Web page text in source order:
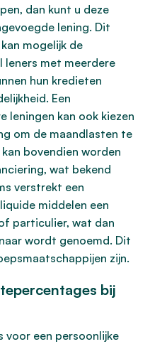
dan kunt u deze
lening. Dit
mogelijk de
leners met meerdere
hun kredieten
Een
leningen kan ook kiezen
om de maandlasten te
bovendien worden
wat bekend
verstrekt een
middelen een
particulier, wat dan
wordt genoemd. Dit
zijn.
bij
voor een persoonlijke